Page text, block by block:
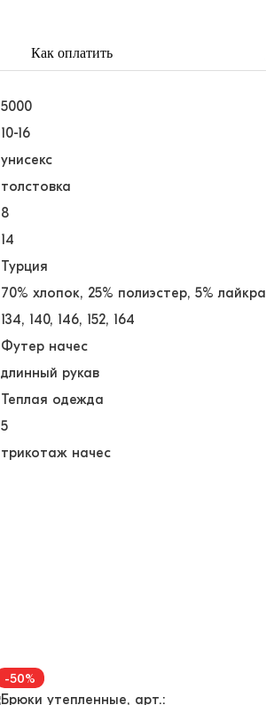
Как оплатить
5000
10-16
унисекс
толстовка
8
14
Турция
70% хлопок, 25% полиэстер, 5% лайкра
134 140 146 152 164
Футер начес
длинный рукав
Теплая одежда
5
трикотаж начес
-50%